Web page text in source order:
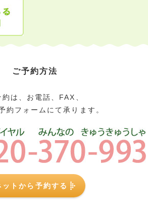
ご予約方法
約は、お電話、FAX、
約フォームにて承ります。
ットから予約する